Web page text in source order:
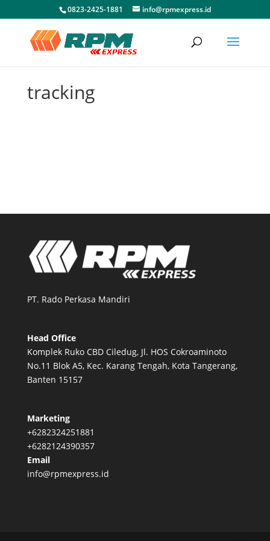
0823-2425-1881 info@rpmexpress.id
tracking
PT. Rado Perkasa Mandiri
Head Office
Komplek Ruko CBD Ciledug, Jl. HOS Cokroaminoto
No.11 Blok A5, Kec. Karang Tengah, Kota Tangerang,
Banten 15157
Marketing
+6282324251881
+6282124390357
Email
info@rpmexpress.id